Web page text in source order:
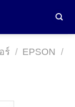
ร์ / EPSON
/